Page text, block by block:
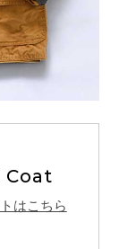
Coat
はこちら